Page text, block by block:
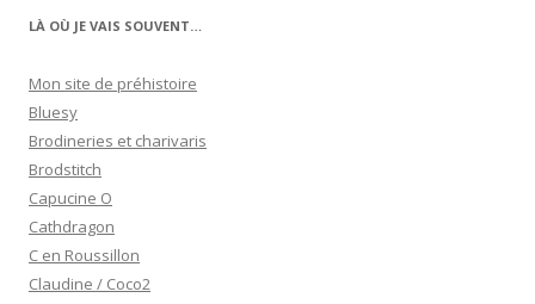
LÀ OÙ JE VAIS SOUVENT…
Mon site de préhistoire
Bluesy
Brodineries et charivaris
Brodstitch
Capucine O
Cathdragon
C en Roussillon
Claudine / Coco2